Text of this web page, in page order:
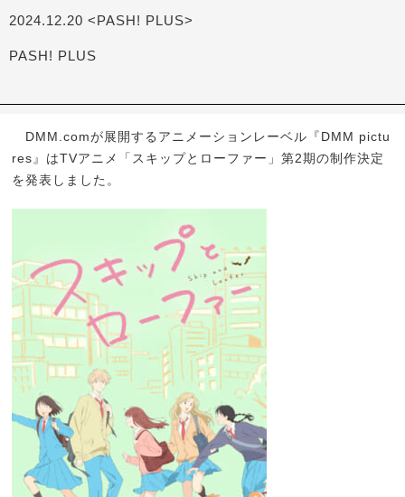
2024.12.20 <PASH! PLUS>
PASH! PLUS
DMM.comが展開するアニメーションレーベル『DMM pictu
res』はTVアニメ「スキップとローファー」第2期の制作決定
を発表しました。